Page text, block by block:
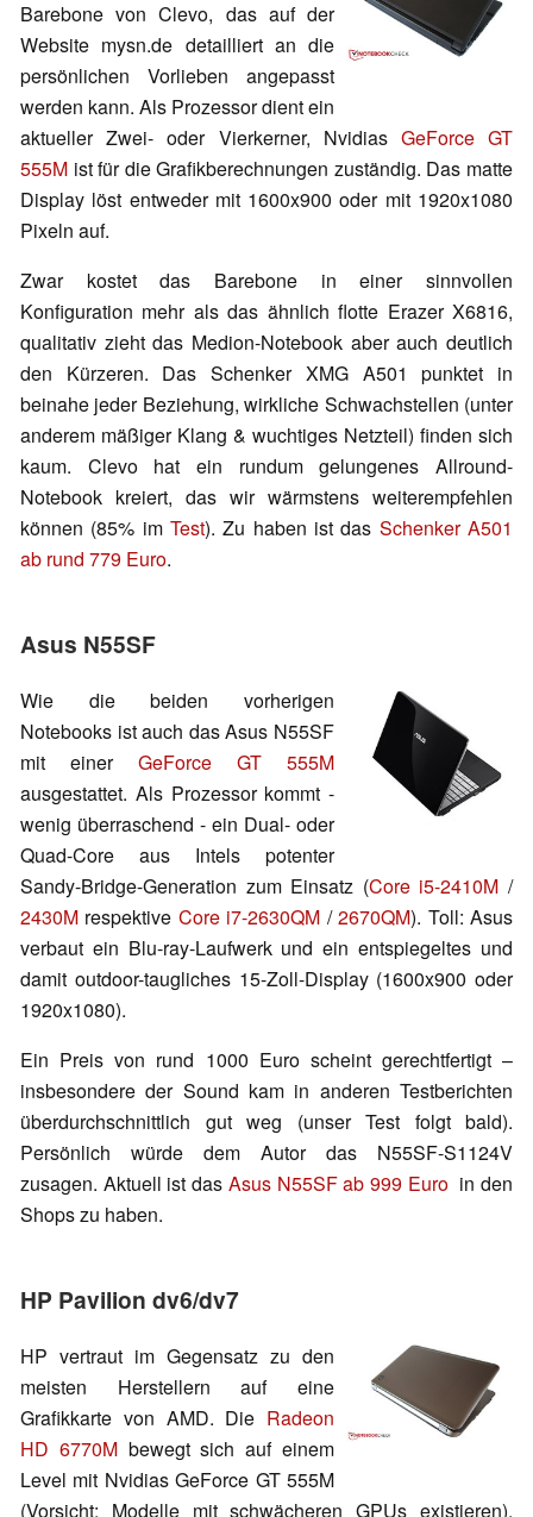
Barebone von Clevo, das auf der
Website mysn.de detailliert an die
persönlichen Vorlieben angepasst
werden kann. Als Prozessor dient ein
aktueller Zwei- oder Vierkerner, Nvidias GeForce GT
555M ist für die Grafikberechnungen zuständig. Das matte
Display löst entweder mit 1600x900 oder mit 1920x1080
Pixeln auf.
Zwar kostet das Barebone in einer sinnvollen
Konfiguration mehr als das ähnlich flotte Erazer X6816,
qualitativ zieht das Medion-Notebook aber auch deutlich
den Kürzeren. Das Schenker XMG A501 punktet in
beinahe jeder Beziehung, wirkliche Schwachstellen (unter
anderem mäßiger Klang & wuchtiges Netzteil) finden sich
kaum. Clevo hat ein rundum gelungenes Allround-
Notebook kreiert, das wir wärmstens weiterempfehlen
können (85% im Test). Zu haben ist das Schenker A501
ab rund 779 Euro.
Asus N55SF
Wie die beiden vorherigen
Notebooks ist auch das Asus N55SF
mit einer GeForce GT 555M
ausgestattet. Als Prozessor kommt -
wenig überraschend - ein Dual- oder
Quad-Core aus Intels potenter
Sandy-Bridge-Generation zum Einsatz (Core i5-2410M /
2430M respektive Core i7-2630QM /2670QM). Toll: Asus
verbaut ein Blu-ray-Laufwerk und ein entspiegeltes und
damit outdoor-taugliches 15-Zoll-Display (1600x900 oder
1920x1080).
Ein Preis von rund 1000 Euro scheint gerechtfertigt –
insbesondere der Sound kam in anderen Testberichten
überdurchschnittlich gut weg (unser Test folgt bald).
Persönlich würde dem Autor das N55SF-S1124V
zusagen. Aktuell ist das Asus N55SF ab 999 Euroin den
Shops zu haben.
HP Pavilion dv6/dv7
HP vertraut im Gegensatz zu den
meisten Herstellern auf eine
Grafikkarte von AMD. Die Radeon
HD 6770Mbewegt sich auf einem
Level mit Nvidias GeForce GT 555M
(Vorsicht: Modelle mit schwächeren GPUs existieren).